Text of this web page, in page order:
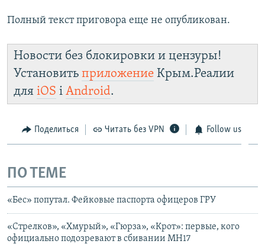
Полный текст приговора еще не опубликован.
Новости без блокировки и цензуры!
Установить приложение Крым.Реалии
для iOS і Android.
Поделиться Читать без VPN Follow us
ПО ТЕМЕ
«Бес» попутал. Фейковые паспорта офицеров ГРУ
«Стрелков», «Хмурый», «Гюрза», «Крот»: первые, кого
официально подозревают в сбивании MH17